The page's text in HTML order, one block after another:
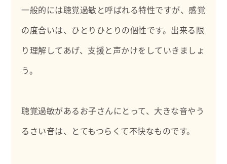
・心理実習生の指導
・大学や研修会での講師
・Podcastラジオパーソナリティ
一般的には聴覚過敏と呼ばれる特性ですが、感覚
の度合いは、ひとりひとりの個性です。出来る限
り理解してあげ、支援と声かけをしていきましょ
う。
聴覚過敏があるお子さんにとって、大きな音やう
るさい音は、とてもつらくて不快なものです。